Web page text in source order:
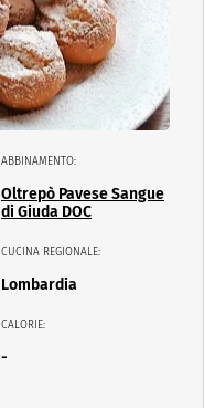
ABBINAMENTO:
Oltrepò Pavese Sangue
di Giuda DOC
CUCINA REGIONALE:
Lombardia
CALORIE:
-